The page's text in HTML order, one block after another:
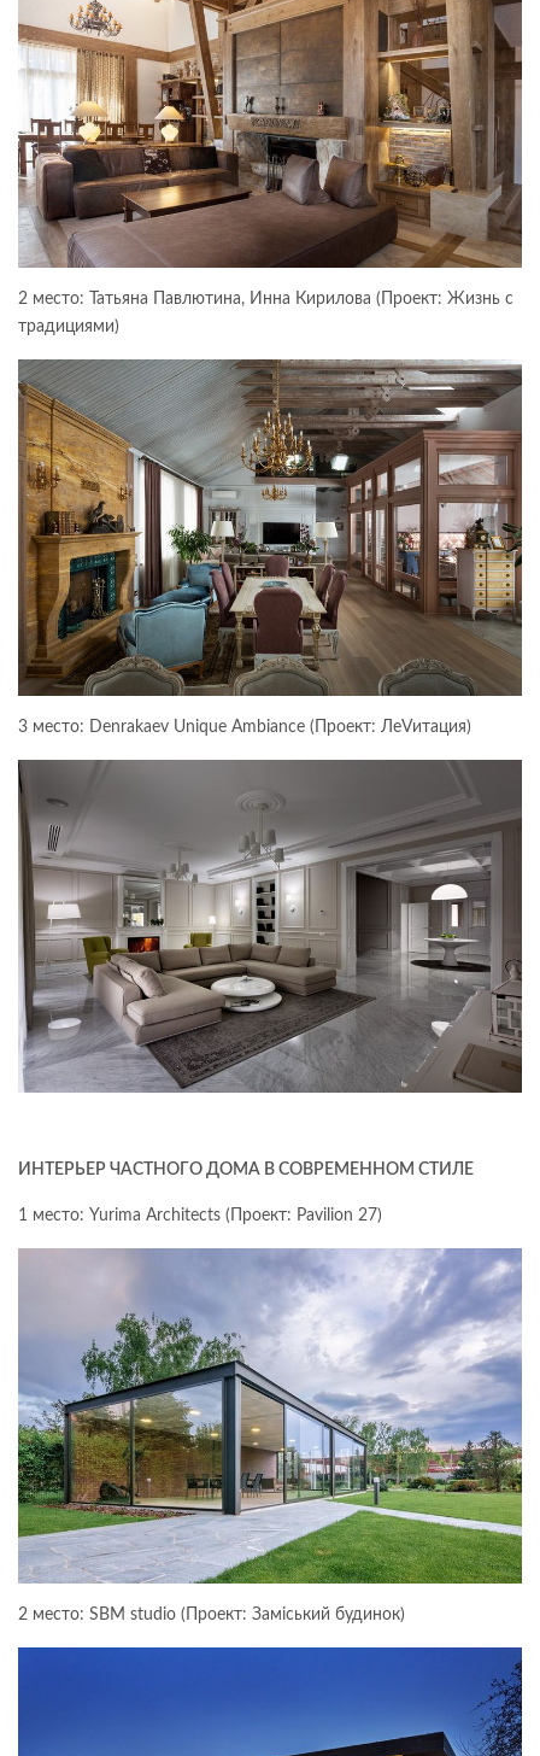
2 место: Татьяна Павлютина, Инна Кирилова (Проект: Жизнь с
традициями)
3 место: Denrakaev Unique Ambiance (Проект: ЛеVитация)
ИНТЕРЬЕР ЧАСТНОГО ДОМА В СОВРЕМЕННОМ СТИЛЕ
1 место: Yurima Architects (Проект: Pavilion 27)
2 место: SBM studio (Проект: Замiський будинок)